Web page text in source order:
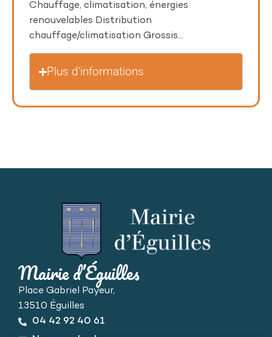
Chauffage, climatisation, énergies
renouvelables Distribution
chauffage/climatisation Grossis...
Plus d'informations
Mairie d’Éguilles
Place Gabriel Payeur,
13510 Éguilles
04 42 92 40 61